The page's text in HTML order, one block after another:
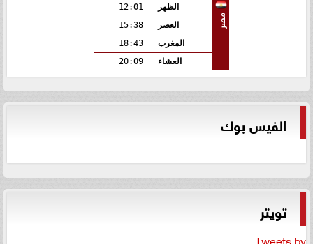
مصر
الظهر
12:01
العصر
15:38
المغرب
18:43
العشاء
20:09
الفيس بوك
تويتر
Tweets by